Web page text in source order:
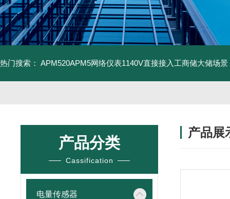
热门搜索： APM520APM5网络仪表1140V直接接入工商储大储场景
产品分类
Cassification
电量传感器
产品展